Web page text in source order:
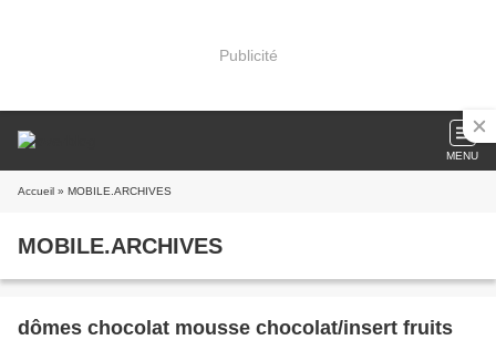
Publicité
MENU
Accueil » MOBILE.ARCHIVES
MOBILE.ARCHIVES
dômes chocolat mousse chocolat/insert fruits